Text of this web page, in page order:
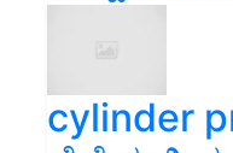
cylinder